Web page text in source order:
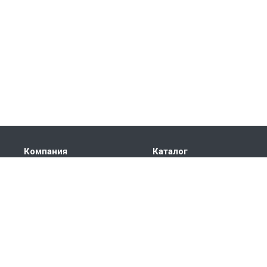
Компания Каталог